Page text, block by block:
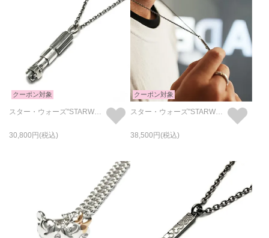
クーポン対象
スター・ウォーズ"STARWARS™"ライトセーバーネックレス-DARTHVADER-
30,800
クーポン対象
38,500